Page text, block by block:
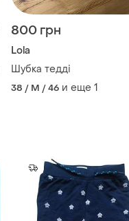
800 грн
Lola
Шубка тедді
38 / M / 46 и еще 1